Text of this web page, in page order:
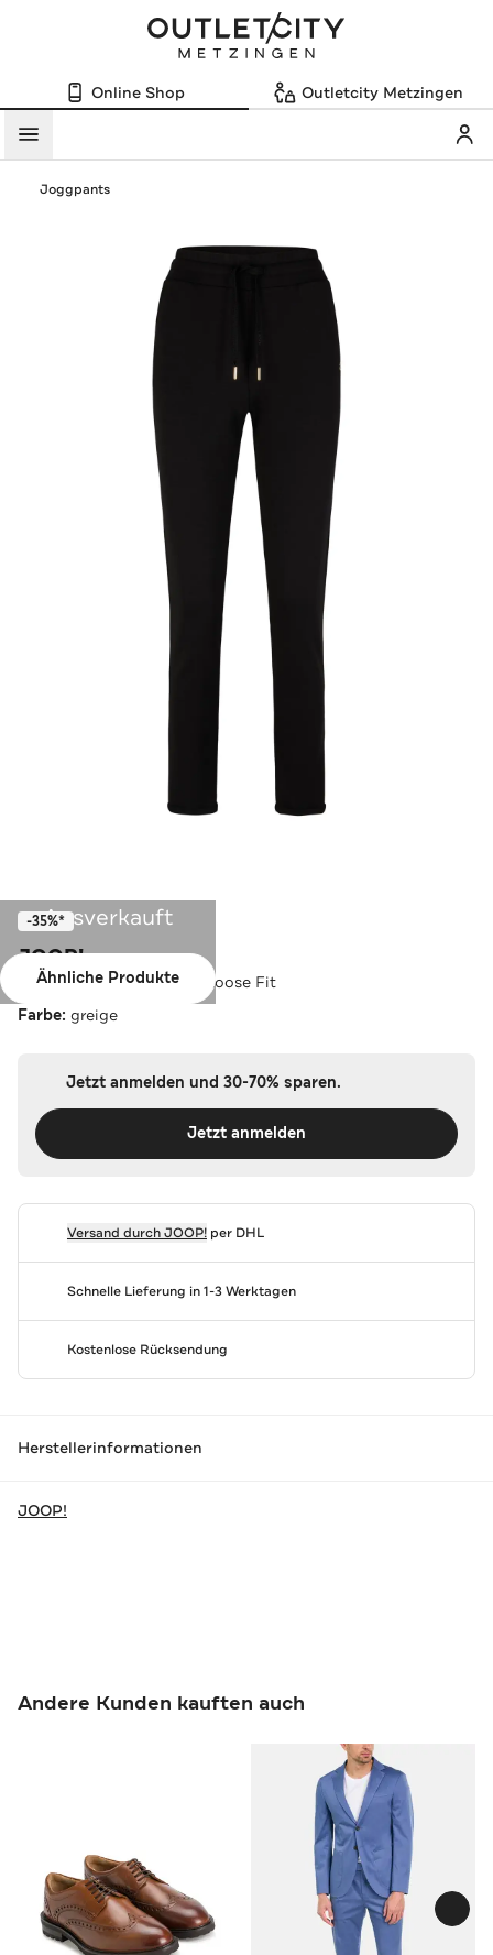
Online Shop Outletcity Metzingen
Menü
Joggpants
Ausverkauft
Ähnliche Produkte
-35%*
JOOP!
Joggpants greige Wide/ Loose Fit
Farbe: greige
Jetzt anmelden und 30-70% sparen.
Jetzt anmelden
Versand durchJOOP!per DHL
Schnelle Lieferung in 1-3 Werktagen
Kostenlose Rücksendung
Herstellerinformationen
JOOP!
Andere Kunden kauften auch